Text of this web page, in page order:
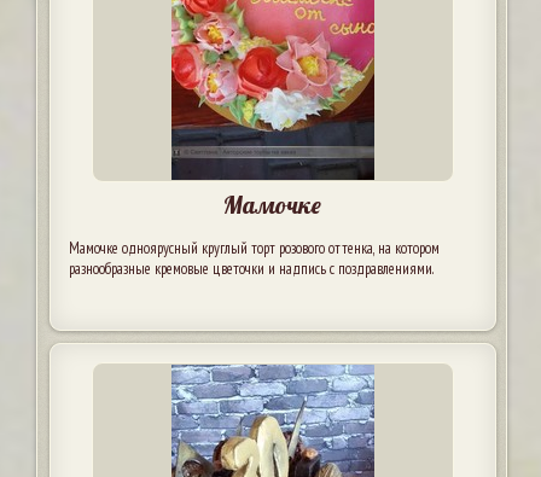
Мамочке
Мамочке одноярусный круглый торт розового оттенка, на котором
разнообразные кремовые цветочки и надпись с поздравлениями.